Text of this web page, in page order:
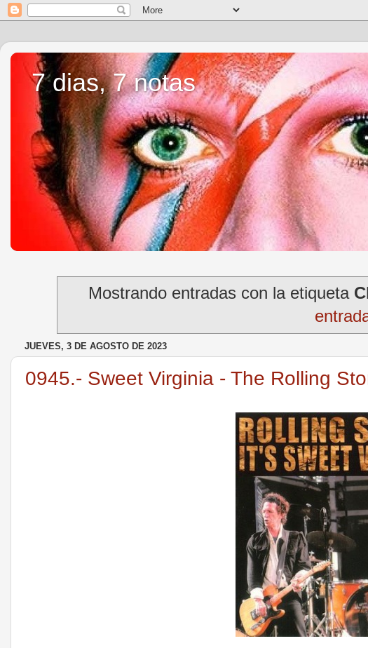
7 dias, 7 notas
Mostrando entradas con la etiqueta
JUEVES, 3 DE AGOSTO DE 2023
0945.- Sweet Virginia - The Rolling